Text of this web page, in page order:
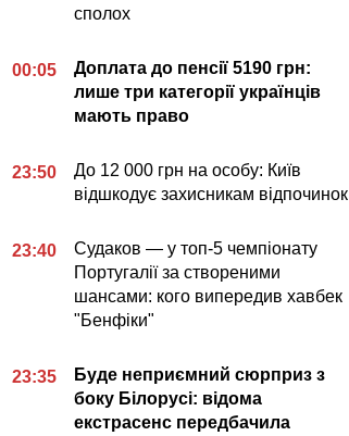
сполох
00:05
Доплата до пенсії 5190 грн:
лише три категорії українців
мають право
23:50
До 12 000 грн на особу: Київ
відшкодує захисникам відпочинок
23:40
Судаков — у топ-5 чемпіонату
Португалії за створеними
шансами: кого випередив хавбек
"Бенфіки"
23:35
Буде неприємний сюрприз з
боку Білорусі: відома
екстрасенс передбачила